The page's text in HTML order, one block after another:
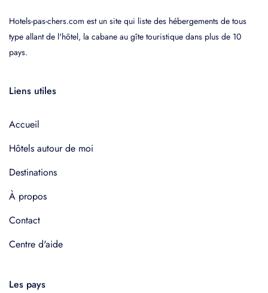
Hotels-pas-chers.com est un site qui liste des hébergements de tous
type allant de l'hôtel, la cabane au gîte touristique dans plus de 10
pays.
Liens utiles
Accueil
Hôtels autour de moi
Destinations
À propos
Contact
Centre d'aide
Les pays